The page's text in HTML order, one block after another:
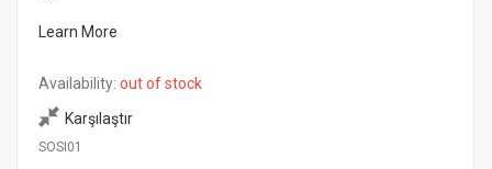
Learn More
Availability: out of stock
Karşılaştır
SOSI01